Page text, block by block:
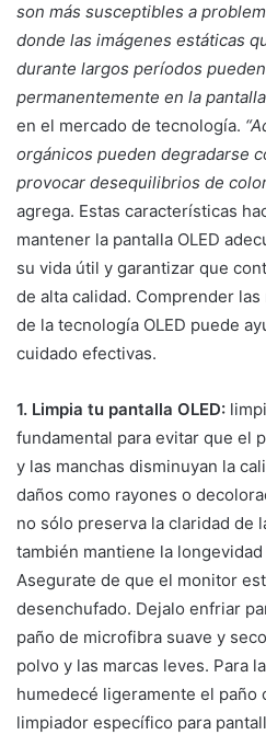
son más susceptibles a
donde las imágenes estáticas
durante largos períodos
permanentemente en la
en el mercado de tecnología.
orgánicos pueden degradarse
provocar desequilibrios de
agrega. Estas características
mantener la pantalla OLED
su vida útil y garantizar que
de alta calidad. Comprender
de la tecnología OLED puede
cuidado efectivas.
1. Limpia tu pantalla OLED:
fundamental para evitar que el
y las manchas disminuyan la
daños como rayones o
no sólo preserva la claridad de
también mantiene la longevidad
Asegurate de que el monitor
desenchufado. Dejalo enfriar
paño de microfibra suave y
polvo y las marcas leves. Para
humedecé ligeramente el paño
limpiador específico para